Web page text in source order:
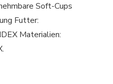
Soft-Cups
Futter:
Materialien: